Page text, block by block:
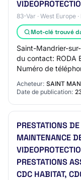
83-Var · West Europe
Mot-clé trouvé
Saint-Mandrier-
du contact: RODA
Numéro de
Acheteur: SAINT
Date de publication:
PRESTATIONS
MAINTENANCE
PRESTATIONS
CDC HABITAT,